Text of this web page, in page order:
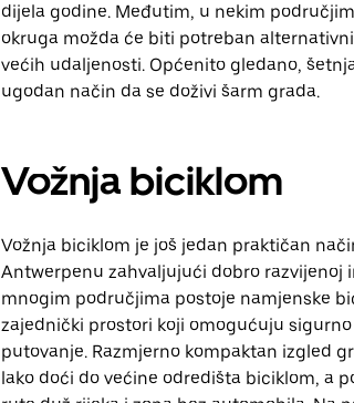
dijela godine. Međutim, u nekim
okruga možda će biti potreban
većih udaljenosti. Općenito gledano,
ugodan način da se doživi šarm grada.
Vožnja biciklom
Vožnja biciklom je još jedan praktičan
Antwerpenu zahvaljujući dobro razvijenoj
mnogim područjima postoje namjenske
zajednički prostori koji omogućuju
putovanje. Razmjerno kompaktan izgled
lako doći do većine odredišta biciklom, a